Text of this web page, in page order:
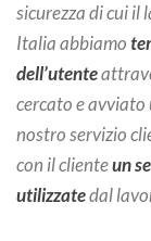
sicurezza di cui il
Italia abbiamo
dell’utente
cercato e
nostro servizio
con il clienteun
utilizzatedal